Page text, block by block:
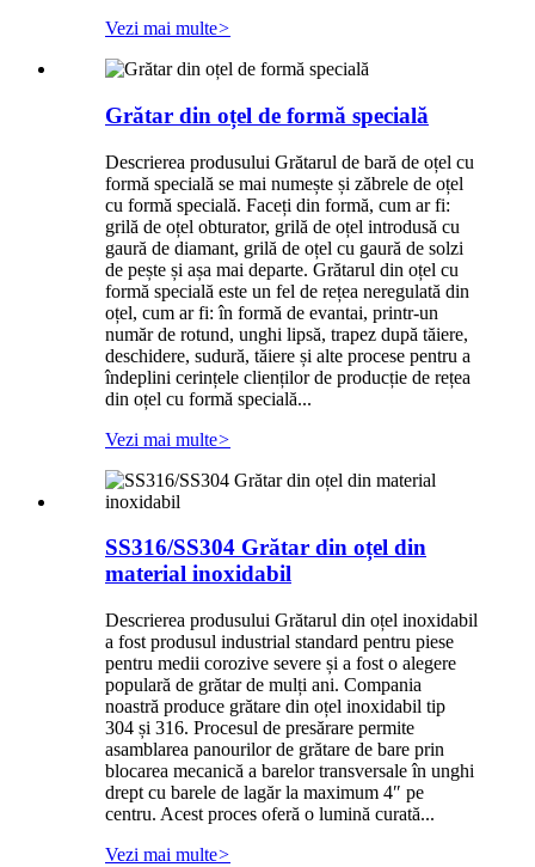
Vezi mai multe>
Grătar din oțel de formă specială
Descrierea produsului Grătarul de bară de oțel cu
formă specială se mai numește și zăbrele de oțel
cu formă specială. Faceți din formă, cum ar fi:
grilă de oțel obturator, grilă de oțel introdusă cu
gaură de diamant, grilă de oțel cu gaură de solzi
de pește și așa mai departe. Grătarul din oțel cu
formă specială este un fel de rețea neregulată din
oțel, cum ar fi: în formă de evantai, printr-un
număr de rotund, unghi lipsă, trapez după tăiere,
deschidere, sudură, tăiere și alte procese pentru a
îndeplini cerințele clienților de producție de rețea
din oțel cu formă specială...
Vezi mai multe>
SS316/SS304 Grătar din oțel din
material inoxidabil
Descrierea produsului Grătarul din oțel inoxidabil
a fost produsul industrial standard pentru piese
pentru medii corozive severe și a fost o alegere
populară de grătar de mulți ani. Compania
noastră produce grătare din oțel inoxidabil tip
304 și 316. Procesul de presărare permite
asamblarea panourilor de grătare de bare prin
blocarea mecanică a barelor transversale în unghi
drept cu barele de lagăr la maximum 4″ pe
centru. Acest proces oferă o lumină curată...
Vezi mai multe>